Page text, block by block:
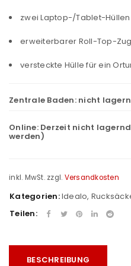
zwei Laptop-/Tablet-Hüllen
erweiterbarer Roll-Top-
versteckte Hülle für ein
Zentrale Baden: nicht
Online: Derzeit nicht
werden)
inkl. MwSt. zzgl. Versandkosten
Kategorien:Idealo,
Teilen:
BESCHREIBUNG